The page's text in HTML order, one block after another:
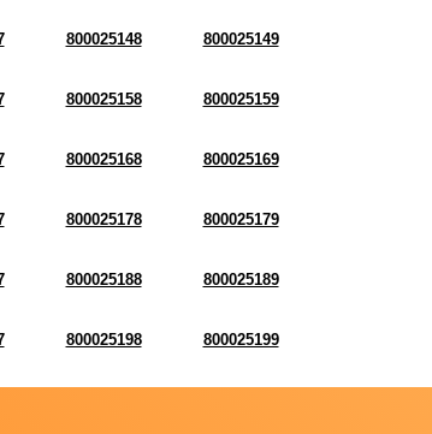
800025148 800025149
800025158 800025159
800025168 800025169
800025178 800025179
800025188 800025189
800025198 800025199